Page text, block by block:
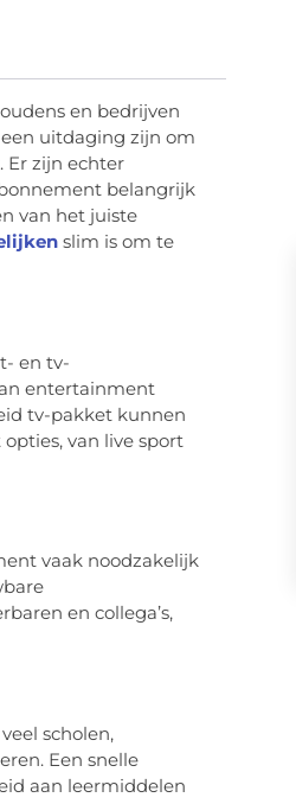
en bedrijven
uitdaging zijn om
Er zijn echter
belangrijk
van het juiste
slim is om te
en tv-
entertainment
tv-pakket kunnen
van live sport
vaak noodzakelijk
en collega’s,
scholen,
Een snelle
aan leermiddelen